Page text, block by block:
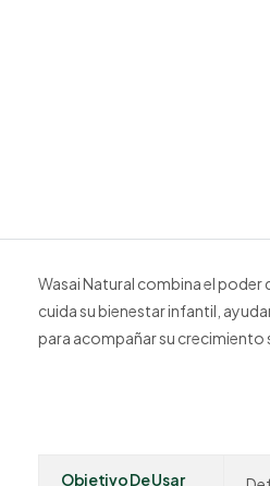
Wasai Natural combina el poder
cuida su bienestar infantil,
para acompañar su crecimiento
Objetivo De Usar